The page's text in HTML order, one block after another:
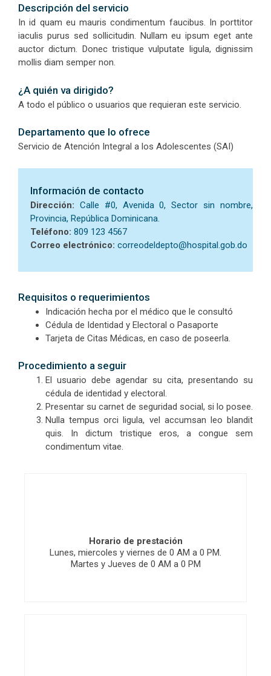
Descripción del servicio
In id quam eu mauris condimentum faucibus. In porttitor
iaculis purus sed sollicitudin. Nullam eu ipsum eget ante
auctor dictum. Donec tristique vulputate ligula, dignissim
mollis diam semper non.
¿A quién va dirigido?
A todo el público o usuarios que requieran este servicio.
Departamento que lo ofrece
Servicio de Atención Integral a los Adolescentes (SAI)
Información de contacto
Dirección: Calle #0, Avenida 0, Sector sin nombre,
Provincia, República Dominicana.
Teléfono: 809 123 4567
Correo electrónico: correodeldepto@hospital.gob.do
Requisitos o requerimientos
Indicación hecha por el médico que le consultó
Cédula de Identidad y Electoral o Pasaporte
Tarjeta de Citas Médicas, en caso de poseerla.
Procedimiento a seguir
El usuario debe agendar su cita, presentando su
cédula de identidad y electoral.
Presentar su carnet de seguridad social, si lo posee.
Nulla tempus orci ligula, vel accumsan leo blandit
quis. In dictum tristique eros, a congue sem
condimentum vitae.
Horario de prestación
Lunes, miercoles y viernes de 0 AM a 0 PM.
Martes y Jueves de 0 AM a 0 PM